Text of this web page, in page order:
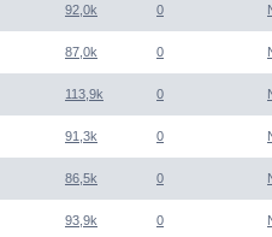
92,0k 0
87,0k 0
113,9k 0
91,3k 0
86,5k 0
93,9k 0